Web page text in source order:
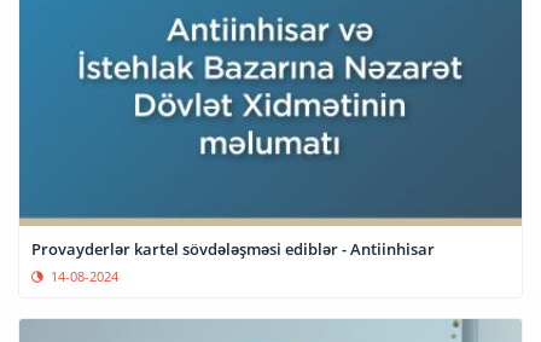
Provayderlər kartel sövdələşməsi ediblər - Antiinhisar
14-08-2024